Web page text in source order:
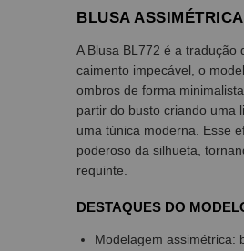
BLUSA
A Blusa BL772 é a
caimento impecável, o
ombros de forma
partir do busto criando uma
uma túnica moderna. Esse
poderoso da silhueta,
requinte.
DESTAQUES DO
Modelagem assimétrica: